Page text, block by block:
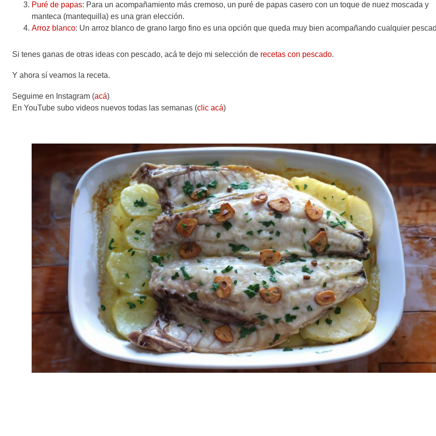
Puré de papas: Para un acompañamiento más cremoso, un puré de papas casero con un toque de nuez moscada y
manteca (mantequilla) es una gran elección.
Arroz blanco: Un arroz blanco de grano largo fino es una opción que queda muy bien acompañando cualquier
Si tenes ganas de otras ideas con pescado, acá te dejo mi selección de recetas con pescado.
Y ahora sí veamos la receta.
Seguime en Instagram (acá)
En YouTube subo videos nuevos todas las semanas (clic acá)